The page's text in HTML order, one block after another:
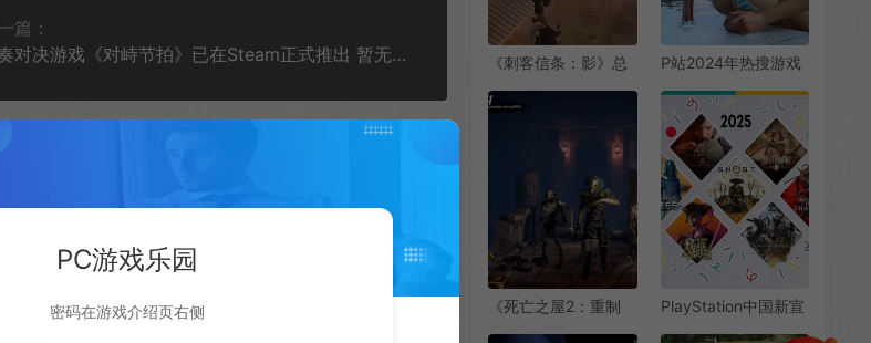
篇：
节奏对决游戏《对峙节拍》已在Steam正式推出 暂无中文
《刺客信条：影》总
成第二次延期
P站2024年热搜游戏
蒂法登顶
《死亡之屋2：重制
PlayStation中国新宣
PC游戏乐园
密码在游戏介绍页右侧